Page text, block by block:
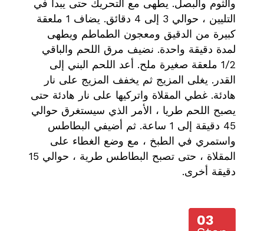
والثوم والبصل. يطهى مع التحريك حتى يبدأ في
التليين ، حوالي 3 إلى 4 دقائق. يضاف 1 ملعقة
كبيرة من الدقيق ومعجون الطماطم ويطهى
لمدة دقيقة واحدة. نضيف مرق اللحم والباقي
1/2 ملعقة صغيرة ملح. أعد اللحم البني إلى
القدر. يغلى المزيج ثم يخفف المزيج على نار
هادئة. غطي المقلاة واتركيها على نار هادئة حتى
يصبح اللحم طريا ، الأمر الذي سيستغرق حوالي
45 دقيقة إلى 1 ساعة. ثم أضيفي البطاطس
واستمري في الطبخ ، مع وضع الغطاء على
المقلاة ، حتى تصبح البطاطس طرية ، حوالي 15
دقيقة أخرى.